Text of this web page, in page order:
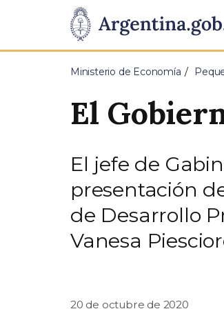
Presidencia
de
Pasar al contenido principal
Ministerio de Economía
El
El jefe de
presentación
de Desarrollo
Vanesa
20 de octubre de 2020